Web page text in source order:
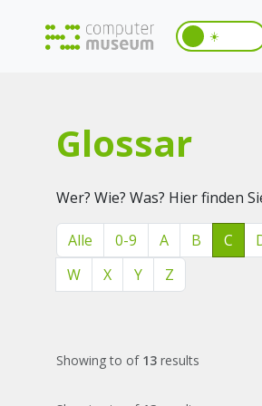
☀️
Glossar
Wer? Wie? Was? Hier finden
Alle 0-9 A B C
W
X Y Z
Showingto of 13 results